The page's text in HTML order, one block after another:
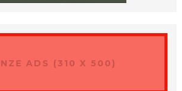
ADS (310 X 500)